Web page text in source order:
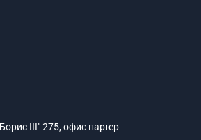
III" 275, офис партер